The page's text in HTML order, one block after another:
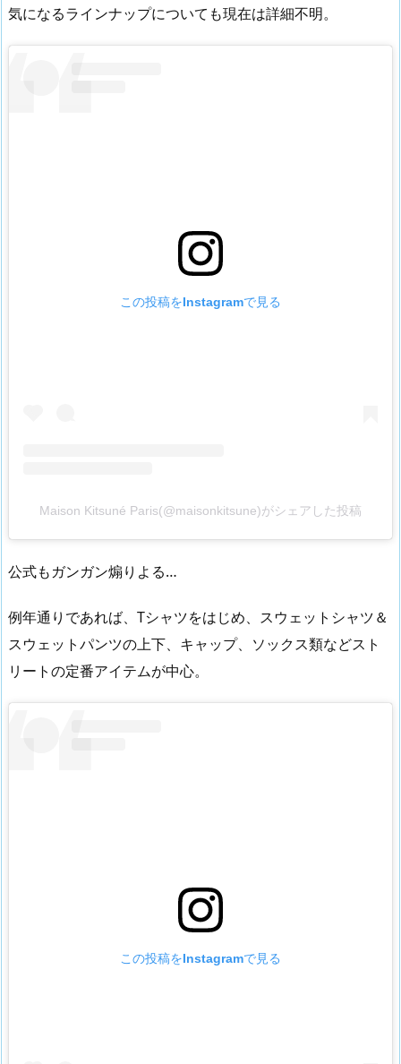
気になるラインナップについても現在は詳細不明。
この投稿をInstagramで見る
Maison Kitsuné Paris(@maisonkitsune)がシェアした投稿
公式もガンガン煽りよる…
例年通りであれば、Tシャツをはじめ、スウェットシャツ＆
スウェットパンツの上下、キャップ、ソックス類などスト
リートの定番アイテムが中心。
この投稿をInstagramで見る